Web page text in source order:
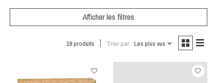
Afficher les filtres
18 produits Trier par Les plus vus